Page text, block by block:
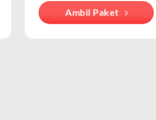
Ambil Paket